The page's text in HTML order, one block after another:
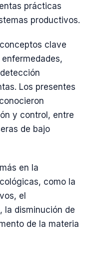
prácticas
productivos.
clave
Los presentes
y control, entre
de bajo
en la
como la
el
la disminución de
de la materia